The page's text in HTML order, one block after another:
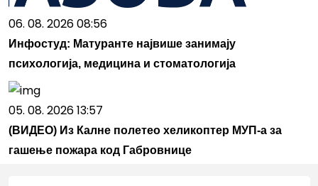
06. 08. 2026 08:56
Инфостуд: Матуранте највише занимају
психологија, медицина и стоматологија
05. 08. 2026 13:57
(ВИДЕО) Из Калне полетео хеликоптер МУП-а за
гашење пожара код Габровнице